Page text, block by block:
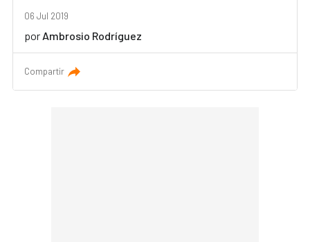
06 Jul 2019
por Ambrosio Rodríguez
Compartir